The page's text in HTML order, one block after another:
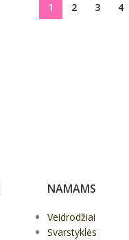
1 2 3 4
NAMAMS
Veidrodžiai
Svarstyklės